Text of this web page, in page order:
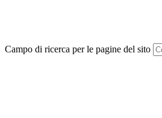
Campo di ricerca per le pagine del sito